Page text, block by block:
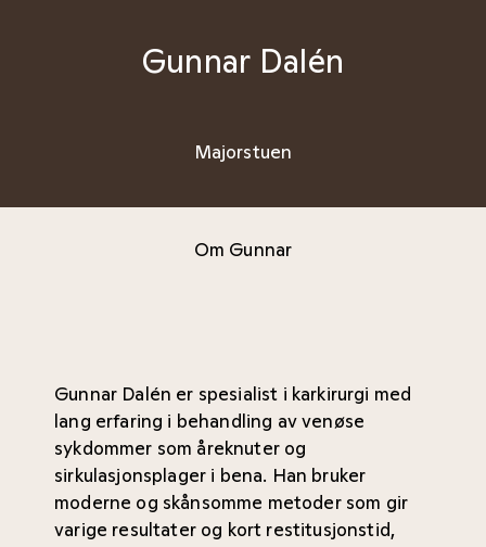
Gunnar Dalén
Majorstuen
Om Gunnar
Gunnar Dalén er spesialist i karkirurgi med
lang erfaring i behandling av venøse
sykdommer som åreknuter og
sirkulasjonsplager i bena. Han bruker
moderne og skånsomme metoder som gir
varige resultater og kort restitusjonstid,